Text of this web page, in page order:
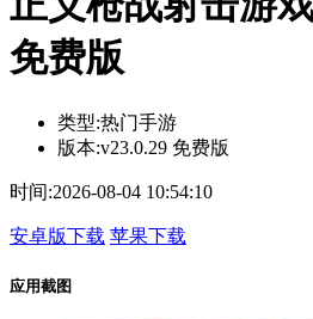
免费版
类型:热门手游
版本:v23.0.29 免费版
时间:2026-08-04 10:54:10
安卓版下载 苹果下载
应用截图